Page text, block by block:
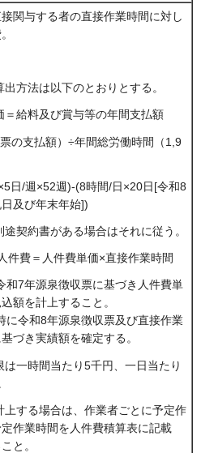
関与する者の直接作業時間に対し
方法は以下のとおりとする。
給料及び賞与等の年間支払額
の支払額）÷年間総労働時間（1,9
/週×52週)-(8時間/日×20日[令和8
及び年末年始])
契約書がある場合はそれに従う。
費＝人件費単価×直接作業時間
7年源泉徴収票に基づき人件費単
額を計上すること。
令和8年源泉徴収票及び直接作業
づき実績額を確定する。
は一時間当たり5千円、一日当たり
上する場合は、作業者ごとに予定作
作業時間を人件費積算表に記載
と。